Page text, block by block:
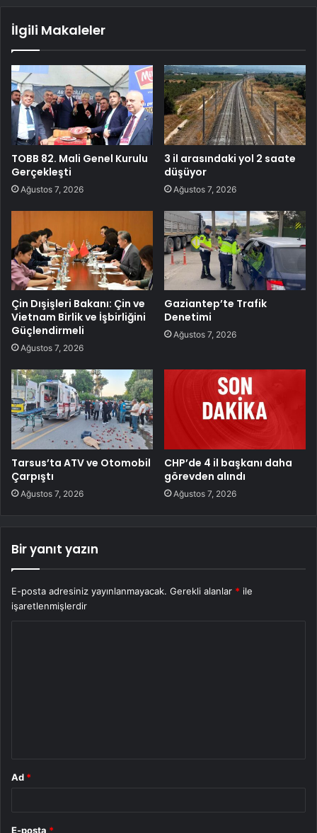
İlgili Makaleler
TOBB 82. Mali Genel Kurulu
Gerçekleşti
Ağustos 7, 2026
3 il arasındaki yol 2 saate
düşüyor
Ağustos 7, 2026
Çin Dışişleri Bakanı: Çin ve
Vietnam Birlik ve İşbirliğini
Güçlendirmeli
Ağustos 7, 2026
Gaziantep’te Trafik
Denetimi
Ağustos 7, 2026
Tarsus’ta ATV ve Otomobil
Çarpıştı
Ağustos 7, 2026
CHP’de 4 il başkanı daha
görevden alındı
Ağustos 7, 2026
Bir yanıt yazın
E-posta adresiniz yayınlanmayacak. Gerekli alanlar * ile
işaretlenmişlerdir
Ad *
E-posta *